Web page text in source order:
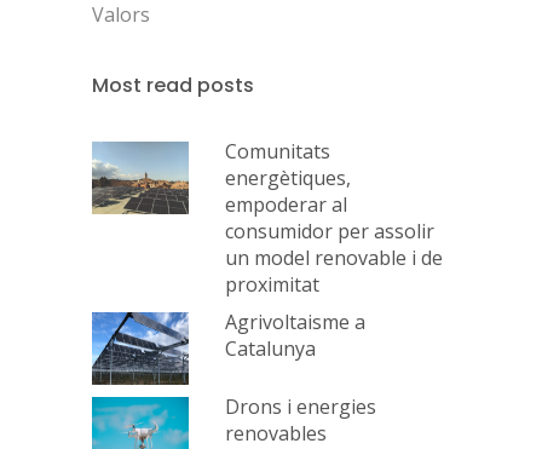
Valors
Most read posts
Comunitats
energètiques,
empoderar al
consumidor per assolir
un model renovable i de
proximitat
Agrivoltaisme a
Catalunya
Drons i energies
renovables